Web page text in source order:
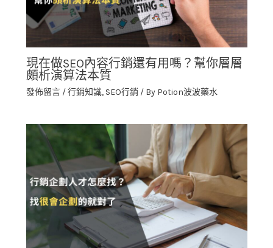
現在做SEO內容行銷還有用嗎？幫你層層
頗析演算法本質
發佈留言 /行銷知識, SEO行銷 / By Potion波波藥水